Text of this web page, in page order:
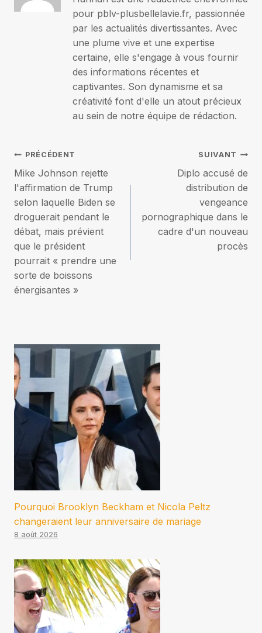
pour pblv-plusbellelavie.fr, passionnée
par les actualités divertissantes. Avec
une plume vive et une expertise
certaine, elle s'engage à vous fournir
des informations récentes et
captivantes. Son dynamisme et sa
créativité font d'elle un atout précieux
au sein de notre équipe de rédaction.
Navigation
de
l’article
PRÉCÉDENT
Mike Johnson rejette
l'affirmation de Trump
selon laquelle Biden se
droguerait pendant le
débat, mais prévient
que le président
pourrait « prendre une
sorte de boissons
énergisantes »
SUIVANT
Diplo accusé de
distribution de
vengeance
pornographique dans le
cadre d'un nouveau
procès
Pourquoi Brooklyn Beckham et Nicola Peltz
changeraient leur anniversaire de mariage
8 août 2026